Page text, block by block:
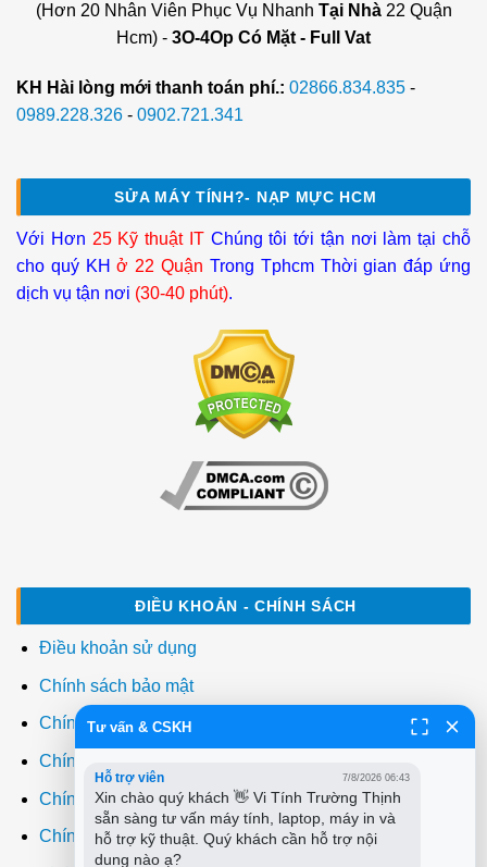
(Hơn 20 Nhân Viên Phục Vụ Nhanh Tại Nhà22 Quận
Hcm) - 3O-4Op Có Mặt - Full Vat
KH Hài lòng mới thanh toán phí.: 02866.834.835 -
0989.228.326 - 0902.721.341
SỬA MÁY TÍNH?- NẠP MỰC HCM
Với Hơn 25 Kỹ thuật ITChúng tôi tới tận nơi làm tại chỗ
cho quý KHở 22 Quận Trong Tphcm Thời gian đáp ứng
dịch vụ tận nơi (30-40 phút).
ĐIỀU KHOẢN - CHÍNH SÁCH
Điều khoản sử dụng
Chính sách bảo mật
Chính sách thanh toán
Chính sách giao hàng
Chính sách đổi trả
Chính sách bảo hành
Tư vấn & CSKH
Hỗ trợ viên 7/8/2026 06:43
Xin chào quý khách 👋 Vi Tính Trường Thịnh
sẵn sàng tư vấn máy tính, laptop, máy in và
hỗ trợ kỹ thuật. Quý khách cần hỗ trợ nội
dung nào ạ?